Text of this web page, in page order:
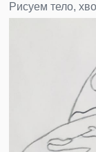
Рисуем тело,